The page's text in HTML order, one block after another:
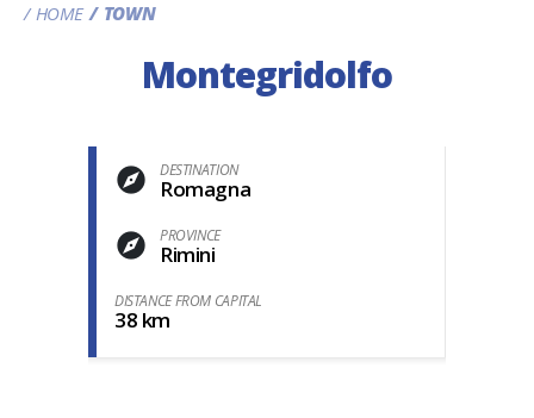
HOME TOWN
Montegridolfo
DESTINATION
Romagna
PROVINCE
Rimini
DISTANCE FROM CAPITAL
38 km